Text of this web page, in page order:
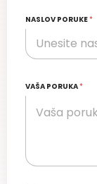
NASLOV PORUKE*
VAŠA PORUKA*